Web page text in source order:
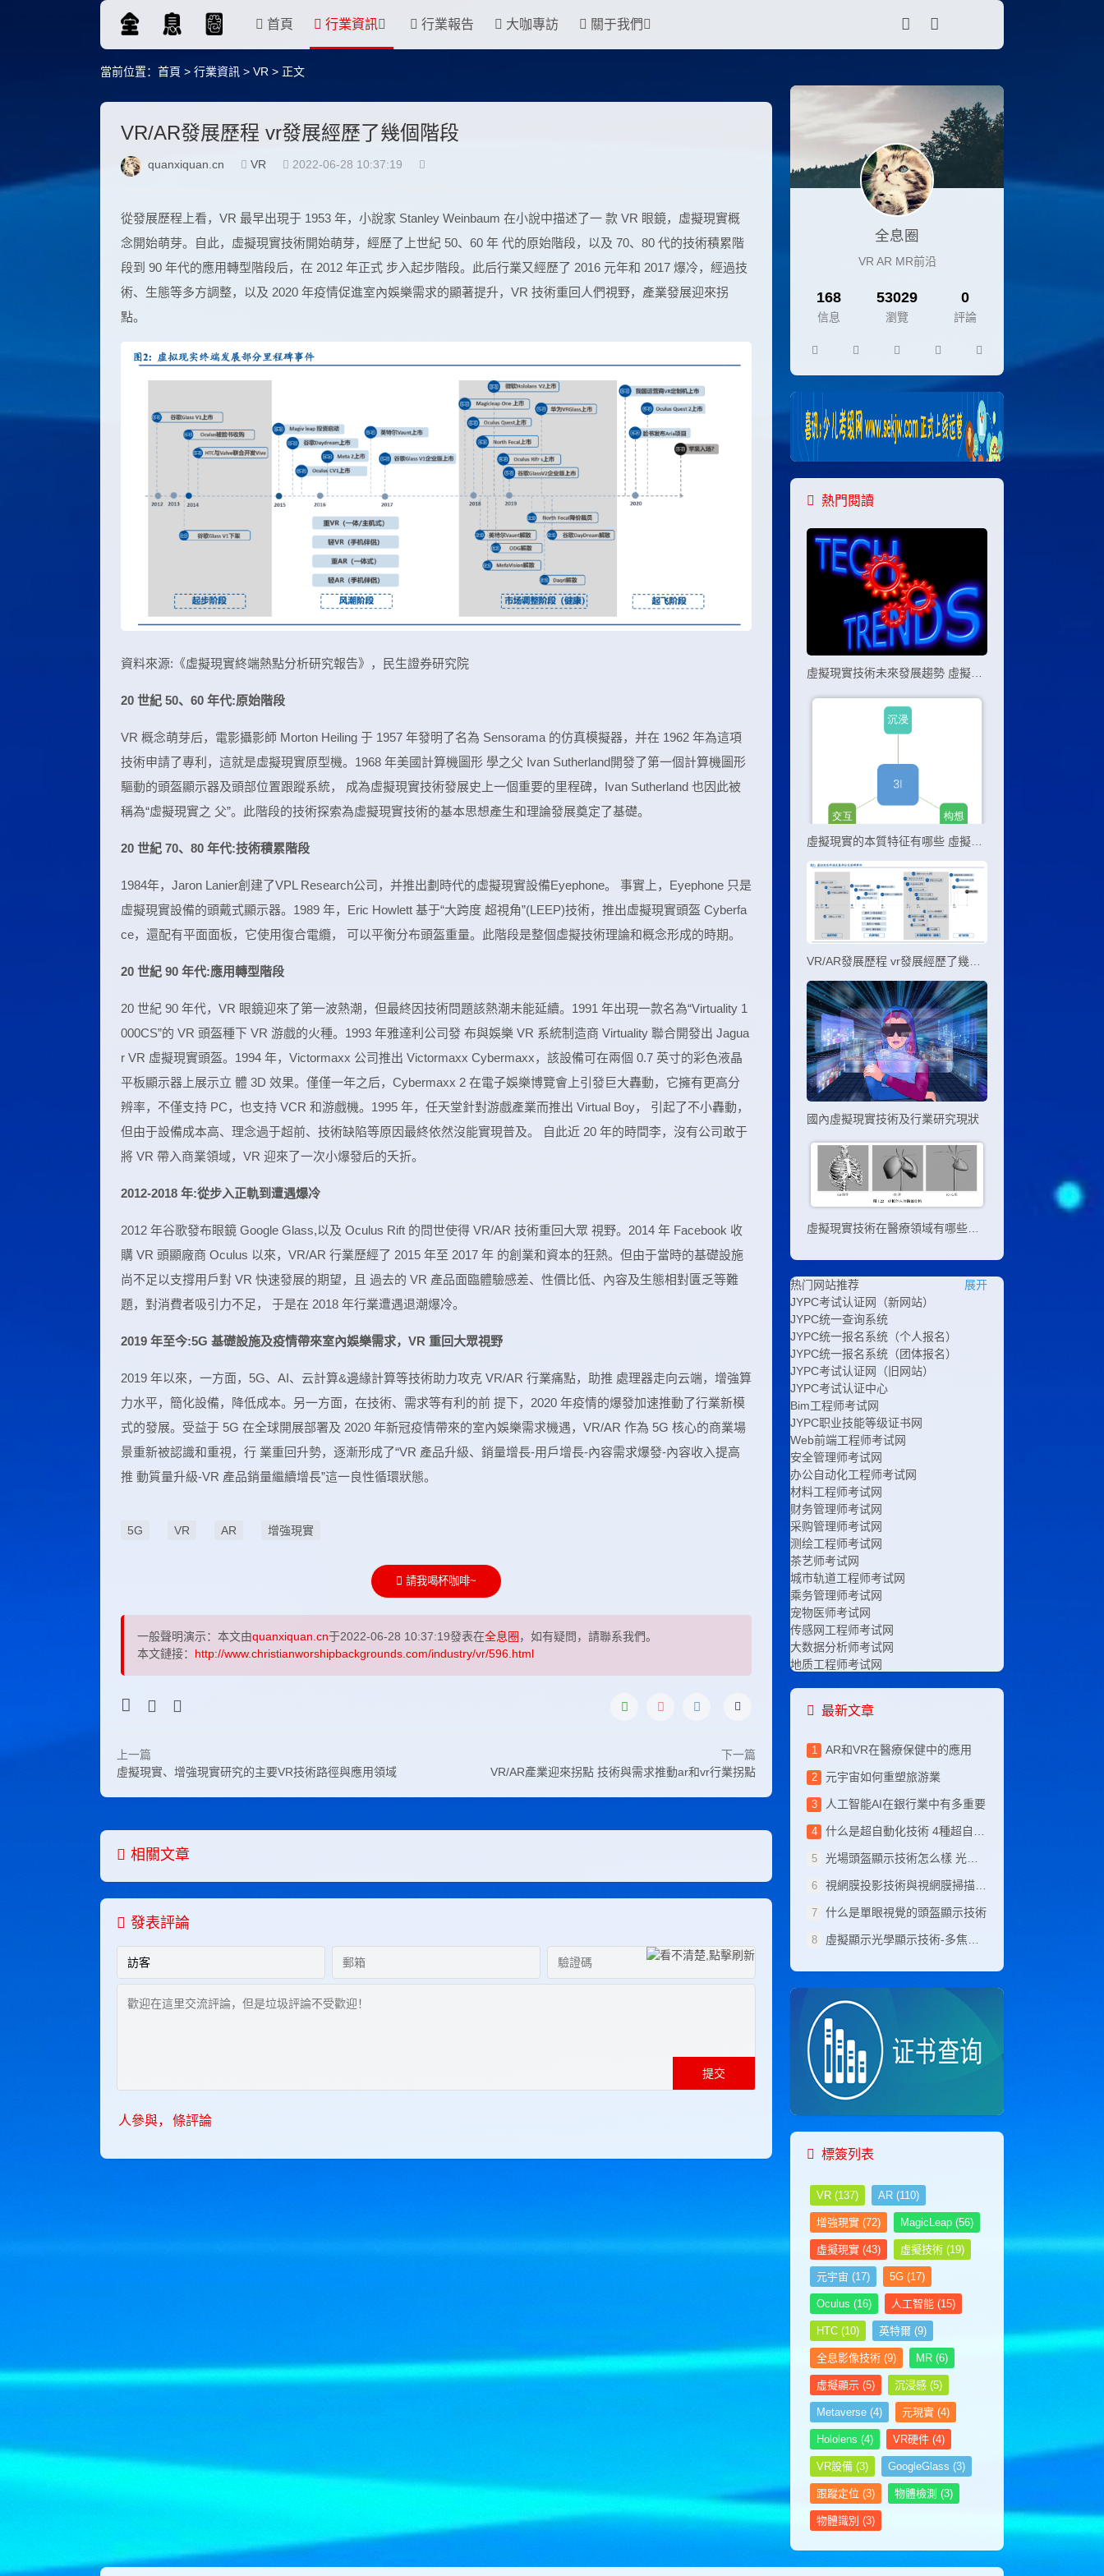
首頁 行業資訊 行業報告 大咖專訪 關于我們
當前位置： 首頁 > 行業資訊 > VR > 正文
VR/AR發展歷程 vr發展經歷了幾個階段
quanxiquan.cn VR 2022-06-28 10:37:19
從發展歷程上看，VR 最早出現于 1953 年，小說家 Stanley Weinbaum 在小說中描述了一 款 VR 眼鏡，虛擬現實概
念開始萌芽。自此，虛擬現實技術開始萌芽，經歷了上世紀 50、60 年 代的原始階段，以及 70、80 代的技術積累階
段到 90 年代的應用轉型階段后，在 2012 年正式 步入起步階段。此后行業又經歷了 2016 元年和 2017 爆冷，經過技
術、生態等多方調整，以及 2020 年疫情促進室內娛樂需求的顯著提升，VR 技術重回人們視野，產業發展迎來拐
點。
資料來源:《虛擬現實終端熱點分析研究報告》，民生證券研究院
20 世紀 50、60 年代:原始階段
VR 概念萌芽后，電影攝影師 Morton Heiling 于 1957 年發明了名為 Sensorama 的仿真模擬器，并在 1962 年為這項
技術申請了專利，這就是虛擬現實原型機。1968 年美國計算機圖形 學之父 Ivan Sutherland開發了第一個計算機圖形
驅動的頭盔顯示器及頭部位置跟蹤系統， 成為虛擬現實技術發展史上一個重要的里程碑，Ivan Sutherland 也因此被
稱為“虛擬現實之 父”。此階段的技術探索為虛擬現實技術的基本思想產生和理論發展奠定了基礎。
20 世紀 70、80 年代:技術積累階段
1984年，Jaron Lanier創建了VPL Research公司，并推出劃時代的虛擬現實設備Eyephone。 事實上，Eyephone 只是
虛擬現實設備的頭戴式顯示器。1989 年，Eric Howlett 基于“大跨度 超視角”(LEEP)技術，推出虛擬現實頭盔 Cyberfa
ce，還配有平面面板，它使用復合電纜， 可以平衡分布頭盔重量。此階段是整個虛擬技術理論和概念形成的時期。
20 世紀 90 年代:應用轉型階段
20 世紀 90 年代，VR 眼鏡迎來了第一波熱潮，但最終因技術問題該熱潮未能延續。1991 年出現一款名為“Virtuality 1
000CS”的 VR 頭盔種下 VR 游戲的火種。1993 年雅達利公司發 布與娛樂 VR 系統制造商 Virtuality 聯合開發出 Jagua
r VR 虛擬現實頭盔。1994 年，Victormaxx 公司推出 Victormaxx Cybermaxx，該設備可在兩個 0.7 英寸的彩色液晶
平板顯示器上展示立 體 3D 效果。僅僅一年之后，Cybermaxx 2 在電子娛樂博覽會上引發巨大轟動，它擁有更高分
辨率，不僅支持 PC，也支持 VCR 和游戲機。1995 年，任天堂針對游戲產業而推出 Virtual Boy， 引起了不小轟動，
但由于設備成本高、理念過于超前、技術缺陷等原因最終依然沒能實現普及。 自此近 20 年的時間李，沒有公司敢于
將 VR 帶入商業領域，VR 迎來了一次小爆發后的夭折。
2012-2018 年:從步入正軌到遭遇爆冷
2012 年谷歌發布眼鏡 Google Glass,以及 Oculus Rift 的問世使得 VR/AR 技術重回大眾 視野。2014 年 Facebook 收
購 VR 頭顯廠商 Oculus 以來，VR/AR 行業歷經了 2015 年至 2017 年 的創業和資本的狂熱。但由于當時的基礎設施
尚不足以支撐用戶對 VR 快速發展的期望，且 過去的 VR 產品面臨體驗感差、性價比低、內容及生態相對匱乏等難
題，對消費者吸引力不足， 于是在 2018 年行業遭遇退潮爆冷。
2019 年至今:5G 基礎設施及疫情帶來室內娛樂需求，VR 重回大眾視野
2019 年以來，一方面，5G、AI、云計算&邊緣計算等技術助力攻克 VR/AR 行業痛點，助推 處理器走向云端，增強算
力水平，簡化設備，降低成本。另一方面，在技術、需求等有利的前 提下，2020 年疫情的爆發加速推動了行業新模
式的發展。受益于 5G 在全球開展部署及 2020 年新冠疫情帶來的室內娛樂需求機遇，VR/AR 作為 5G 核心的商業場
景重新被認識和重視，行 業重回升勢，逐漸形成了“VR 產品升級、銷量增長-用戶增長-內容需求爆發-內容收入提高
推 動質量升級-VR 產品銷量繼續增長”這一良性循環狀態。
5G VR AR 增強現實
請我喝杯咖啡~
一般聲明演示：本文由quanxiquan.cn于2022-06-28 10:37:19發表在全息圈 ，如有疑問，請聯系我們。
本文鏈接： http://www.christianworshipbackgrounds.com/industry/vr/596.html
上一篇
虛擬現實、增強現實研究的主要VR技術路徑與應用領域
下一篇
VR/AR產業迎來拐點 技術與需求推動ar和vr行業拐點
相關文章
發表評論
人參與， 條評論
全息圈
VR AR MR前沿
168
信息
53029
瀏覽
0
評論
熱門閱讀
虛擬現實技術未來發展趨勢 虛擬現實技術的五個發展趨勢
虛擬現實的本質特征有哪些 虛擬現實的三個本質特征
VR/AR發展歷程 vr發展經歷了幾個階段
國內虛擬現實技術及行業研究現狀
虛擬現實技術在醫療領域有哪些應用
热门网站推荐
展开
JYPC考试认证网（新网站）
JYPC统一查询系统
JYPC统一报名系统（个人报名）
JYPC统一报名系统（团体报名）
JYPC考试认证网（旧网站）
JYPC考试认证中心
Bim工程师考试网
JYPC职业技能等级证书网
Web前端工程师考试网
安全管理师考试网
办公自动化工程师考试网
材料工程师考试网
财务管理师考试网
采购管理师考试网
测绘工程师考试网
茶艺师考试网
城市轨道工程师考试网
乘务管理师考试网
宠物医师考试网
传感网工程师考试网
大数据分析师考试网
地质工程师考试网
电子竞技师考试网
服装设计师考试网
高铁乘务师考试网
工程咨询师考试网
工业设计师考试网
公路工程师考试网
管理工程师考试网
商务师考试网
职业技能考试网
职业技能鉴定网
职业技能考试网
职业技能考试网
职业技能证书网
焊接工程师考试网
护理管理师考试网
花艺设计师考试网
化工工程师考试网
化妆品配方师考试网
环境工程师考试网
会计师考试网
会展策划师考试网
机电工程师考试网
机器人工程师考试网
机械工程师考试网
计算机工程师
计算机应用工程师考试网
家具设计师考试网
家政管理师考试网
监理工程师考试网
建筑安装工程师考试网
建筑八大员考试网
建筑工程师考试网
健康管理师考试网
健康照护师考试网
健身教练网
江苏英才教育网
江苏英才培训网
江苏英才职业技能鉴定集团
金融分析师考试网
经济师考试网
景观设计师考试网
景区管理师考试网
酒店管理师考试网
客服管理师考试网
最新文章
AR和VR在醫療保健中的應用
元宇宙如何重塑旅游業
人工智能AI在銀行業中有多重要
什么是超自動化技術 4種超自動化技術幫助企業
光場頭盔顯示技術怎么樣 光場頭盔顯示技術原理
視網膜投影技術與視網膜掃描顯示技術
什么是單眼視覺的頭盔顯示技術
虛擬顯示光學顯示技術-多焦面頭盔顯示技術
標簽列表
VR (137) AR (110)
增強現實 (72) MagicLeap (56)
虛擬現實 (43) 虛擬技術 (19)
元宇宙 (17) 5G (17)
Oculus (16) 人工智能 (15)
HTC (10) 英特爾 (9)
全息影像技術 (9) MR (6)
虛擬顯示 (5) 沉浸感 (5)
Metaverse (4) 元現實 (4)
Hololens (4) VR硬件 (4)
VR設備 (3) GoogleGlass (3)
跟蹤定位 (3) 物體檢測 (3)
物體識別 (3)